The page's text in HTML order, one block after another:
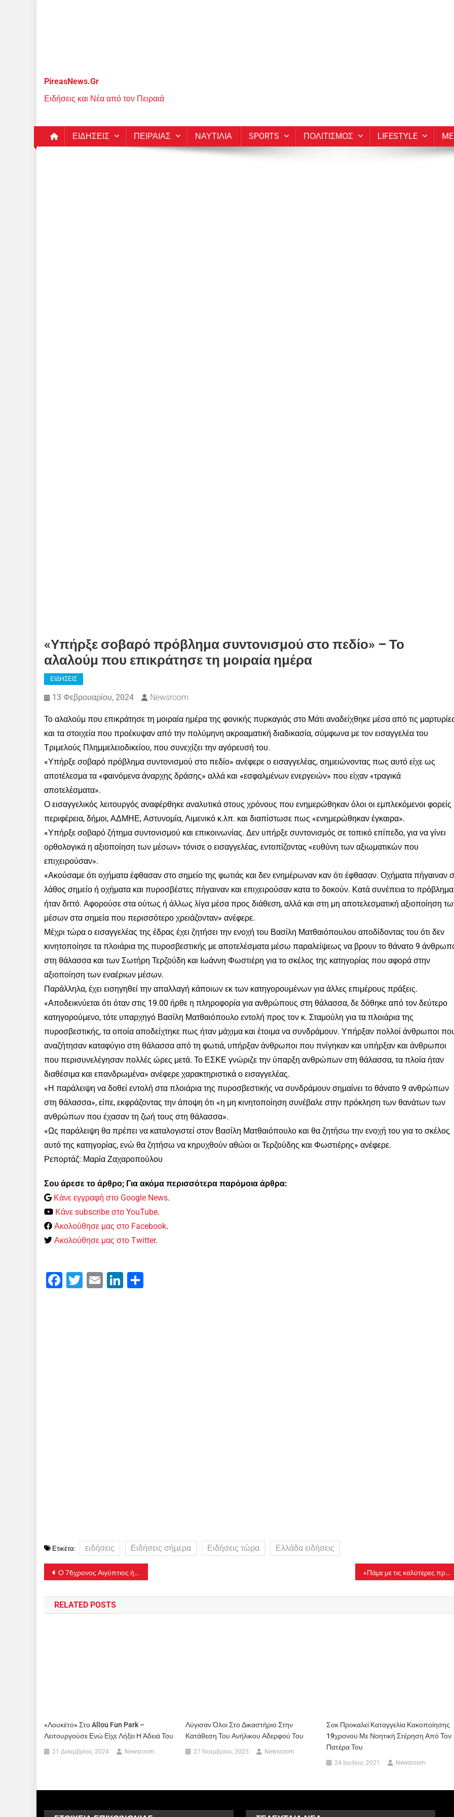
PireasNews.Gr
Ειδήσεις και Νέα από τον Πειραιά
ΕΙΔΗΣΕΙΣ ΠΕΙΡΑΙΑΣ ΝΑΥΤΙΛΙΑ SPORTS ΠΟΛΙΤΙΣΜΟΣ LIFESTYLE
«Υπήρξε σοβαρό πρόβλημα συντονισμού στο πεδίο» – Το
αλαλούμ που επικράτησε τη μοιραία ημέρα
ΕΙΔΗΣΕΙΣ
13 Φεβρουαρίου, 2024 Newsroom
Το αλαλούμ που επικράτησε τη μοιραία ημέρα της φονικής πυρκαγιάς στο Μάτι αναδείχθηκε μέσα από τις
και τα στοιχεία που προέκυψαν από την πολύμηνη ακροαματική διαδικασία, σύμφωνα με τον εισαγγελέα του
Τριμελούς Πλημμελειοδικείου, που συνεχίζει την αγόρευσή του.
«Υπήρξε σοβαρό πρόβλημα συντονισμού στο πεδίο» ανέφερε ο εισαγγελέας, σημειώνοντας πως αυτό είχε ως
αποτέλεσμα τα «φαινόμενα άναρχης δράσης» αλλά και «εσφαλμένων ενεργειών» που είχαν «τραγικά
αποτελέσματα».
Ο εισαγγελικός λειτουργός αναφέρθηκε αναλυτικά στους χρόνους που ενημερώθηκαν όλοι οι εμπλεκόμενοι φορείς
περιφέρεια, δήμοι, ΑΔΜΗΕ, Αστυνομία, Λιμενικό κ.λπ. και διαπίστωσε πως «ενημερώθηκαν έγκαιρα».
«Υπήρξε σοβαρό ζήτημα συντονισμού και επικοινωνίας. Δεν υπήρξε συντονισμός σε τοπικό επίπεδο, για να γίνει
ορθολογικά η αξιοποίηση των μέσων» τόνισε ο εισαγγελέας, εντοπίζοντας «ευθύνη των αξιωματικών που
επιχειρούσαν».
«Ακούσαμε ότι οχήματα έφθασαν στο σημείο της φωτιάς και δεν ενημέρωναν καν ότι έφθασαν. Οχήματα πήγαιναν
λάθος σημείο ή οχήματα και πυροσβέστες πήγαιναν και επιχειρούσαν κατα το δοκούν. Κατά συνέπεια το πρόβλημα
ήταν διττό. Αφορούσε στα ούτως ή άλλως λίγα μέσα προς διάθεση, αλλά και στη μη αποτελεσματική αξιοποίηση
μέσων στα σημεία που περισσότερο χρειάζονταν» ανέφερε.
Μέχρι τώρα ο εισαγγελέας της έδρας έχει ζητήσει την ενοχή του Βασίλη Ματθαιόπουλου αποδίδοντας του ότι δεν
κινητοποίησε τα πλοιάρια της πυροσβεστικής με αποτελέσματα μέσω παραλείψεως να βρουν το θάνατο 9
στη θάλασσα και των Σωτήρη Τερζούδη και Ιωάννη Φωστιέρη για το σκέλος της κατηγορίας που αφορά στην
αξιοποίηση των εναέριων μέσων.
Παράλληλα, έχει εισηγηθεί την απαλλαγή κάποιων εκ των κατηγορουμένων για άλλες επιμέρους πράξεις.
«Αποδεικνύεται ότι όταν στις 19.00 ήρθε η πληροφορία για ανθρώπους στη θάλασσα, δε δόθηκε από τον δεύτερο
κατηγορούμενο, τότε υπαρχηγό Βασίλη Ματθαιόπουλο εντολή προς τον κ. Σταμούλη για τα πλοιάρια της
πυροσβεστικής, τα οποία αποδείχτηκε πως ήταν μάχιμα και έτοιμα να συνδράμουν. Υπήρξαν πολλοί άνθρωποι
αναζήτησαν καταφύγιο στη θάλασσα από τη φωτιά, υπήρξαν άνθρωποι που πνίγηκαν και υπήρξαν και άνθρωποι
που περισυνελέγησαν πολλές ώρες μετά. Το ΕΣΚΕ γνώριζε την ύπαρξη ανθρώπων στη θάλασσα, τα πλοία ήταν
διαθέσιμα και επανδρωμένα» ανέφερε χαρακτηριστικά ο εισαγγελέας.
«Η παράλειψη να δοθεί εντολή στα πλοιάρια της πυροσβεστικής να συνδράμουν σημαίνει το θάνατο 9 ανθρώπων
στη θάλασσα», είπε, εκφράζοντας την άποψη ότι «η μη κινητοποίηση συνέβαλε στην πρόκληση των θανάτων των
ανθρώπων που έχασαν τη ζωή τους στη θάλασσα».
«Ως παράλειψη θα πρέπει να καταλογιστεί στον Βασίλη Ματθαιόπουλο και θα ζητήσω την ενοχή του για το σκέλος
αυτό της κατηγορίας, ενώ θα ζητήσω να κηρυχθούν αθώοι οι Τερζούδης και Φωστιέρης» ανέφερε.
Ρεπορτάζ: Μαρία Ζαχαροπούλου
Σου άρεσε το άρθρο; Για ακόμα περισσότερα παρόμοια άρθρα:
Κάνε εγγραφή στο Google News.
Κάνε subscribe στο YouTube.
Ακολούθησε μας στο Facebook.
Ακολούθησε μας στο Twitter.
Facebook
Twitter Email LinkedIn
Ετικέτα: ειδήσεις Ειδήσεις σήμερα Ειδήσεις τώρα Ελλάδα ειδήσεις
Πλοήγηση
άρθρων
Ο 76χρονος Αιγύπτιος ήταν «ο άνθρωπος της οικογένειας Καρνέση», σύμφωνα με μαρτυρίες – Η καραμπίνα με την οποία έγιναν οι φόνοι «Πάμε με τις καλύτερες προθέσεις – Δεν είμαστε εδώ για να τα ισοπεδώσουμε όλα»
RELATED POSTS
«Λουκέτο» Στο Allou Fun Park –
Λειτουργούσε Ενώ Είχε Λήξει Η Άδειά Του
21 Δεκεμβρίου, 2024 Newsroom
Λύγισαν Όλοι Στο Δικαστήριο Στην
Κατάθεση Του Ανήλικου Αδερφού Του
27 Νοεμβρίου, 2025 Newsroom
Σοκ Προκαλεί Καταγγελία Κακοποίησης
19χρονου Με Νοητική Στέρηση Από Τον
Πατέρα Του
24 Ιουλίου, 2021 Newsroom